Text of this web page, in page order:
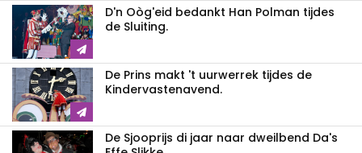
D'n Oòg'eid bedankt Han Polman tijdes
de Sluiting.
De Prins makt 't uurwerrek tijdes de
Kindervastenavend.
De Sjooprijs di jaar naar dweilbend Da's